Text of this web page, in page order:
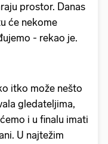
prostor. Danas
će nekome
- rekao je.
itko može nešto
gledateljima,
i u finalu imati
U najtežim